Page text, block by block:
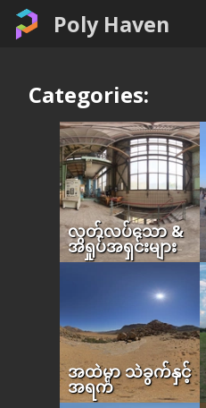
Poly Haven
Categories:
လွတ်လပ်သော &
အရှုပ်အရှင်းများ
အထဲမှာ သဲခွက်နှင့်
အရက်